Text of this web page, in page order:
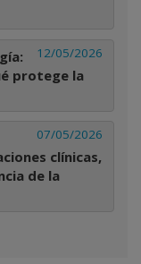
12/05/2026
protege la
07/05/2026
clínicas,
de la